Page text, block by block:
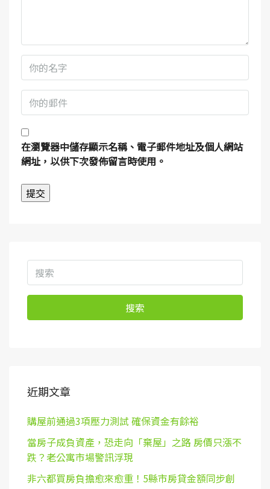
在瀏覽器中儲存顯示名稱、電子郵件地址及個人網站
網址，以供下次發佈留言時使用。
搜索
近期文章
購屋前通過3項壓力測試 確保資金有餘裕
當房子成負資產，恐走向「棄屋」之路 房價只漲不
跌？老公寓市場警訊浮現
非六都買房負擔愈來愈重！5縣市房貸金額同步創